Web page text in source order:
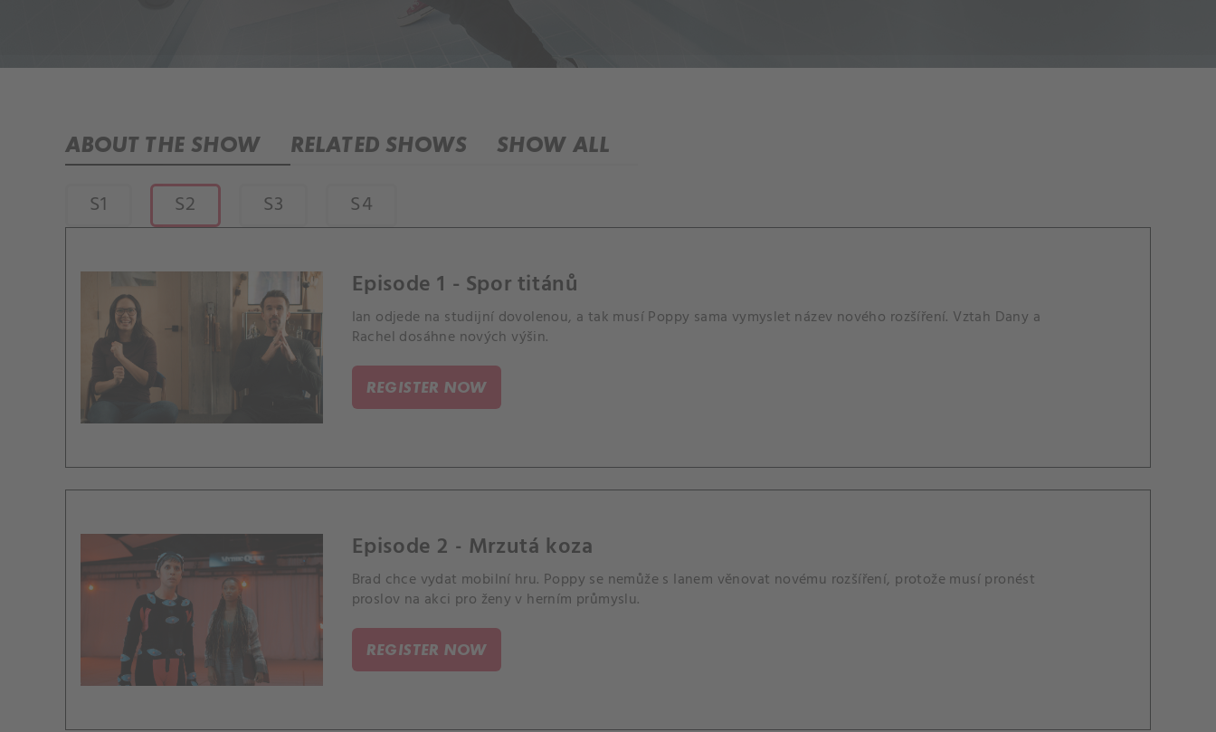
ABOUT THE SHOW RELATED SHOWS SHOW ALL
S1 S2 S3 S4
Episode 1 - Spor titánů
Ian odjede na studijní dovolenou, a tak musí Poppy sama vymyslet název nového rozšíření. Vztah Dany a
Rachel dosáhne nových výšin.
REGISTER NOW
Episode 2 - Mrzutá koza
Brad chce vydat mobilní hru. Poppy se nemůže s Ianem věnovat novému rozšíření, protože musí pronést
proslov na akci pro ženy v herním průmyslu.
REGISTER NOW